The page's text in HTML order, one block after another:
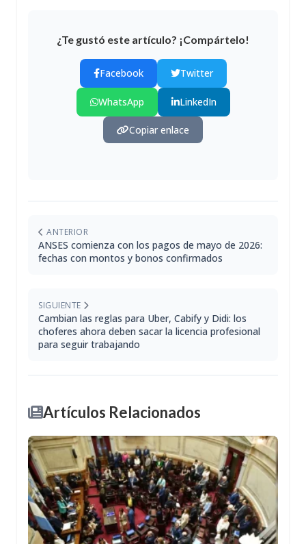
¿Te gustó este artículo? ¡Compártelo!
Facebook Twitter
WhatsApp LinkedIn
Copiar enlace
ANTERIOR
ANSES comienza con los pagos de mayo de 2026:
fechas con montos y bonos confirmados
SIGUIENTE
Cambian las reglas para Uber, Cabify y Didi: los
choferes ahora deben sacar la licencia profesional
para seguir trabajando
Artículos Relacionados